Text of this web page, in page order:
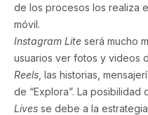
de los procesos los realiza
móvil.
Instagram Lite será mucho
usuarios ver fotos y videos
Reels , las historias,
de “Explora”. La posibilidad
Lives se debe a la